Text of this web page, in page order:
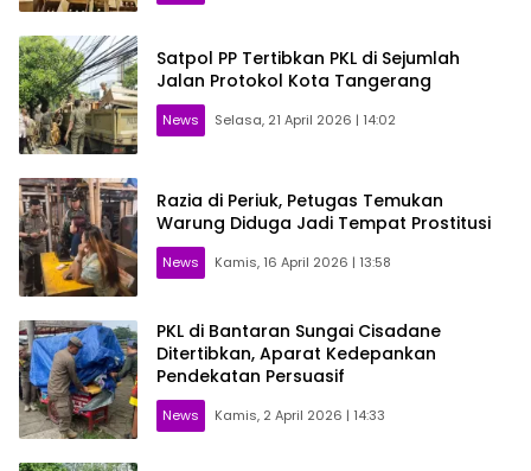
Satpol PP Tertibkan PKL di Sejumlah
Jalan Protokol Kota Tangerang
News Selasa, 21 April 2026 | 14:02
Razia di Periuk, Petugas Temukan
Warung Diduga Jadi Tempat Prostitusi
News Kamis, 16 April 2026 | 13:58
PKL di Bantaran Sungai Cisadane
Ditertibkan, Aparat Kedepankan
Pendekatan Persuasif
News Kamis, 2 April 2026 | 14:33